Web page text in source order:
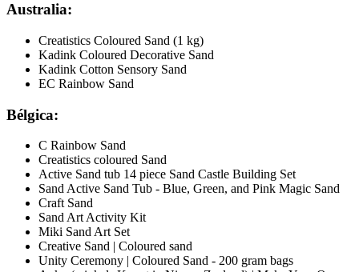
Australia:
Creatistics Coloured Sand (1 kg)
Kadink Coloured Decorative Sand
Kadink Cotton Sensory Sand
EC Rainbow Sand
Bélgica:
C Rainbow Sand
Creatistics coloured Sand
Active Sand tub 14 piece Sand Castle Building Set
Sand Active Sand Tub - Blue, Green, and Pink Magic Sand
Craft Sand
Sand Art Activity Kit
Miki Sand Art Set
Creative Sand | Coloured sand
Unity Ceremony | Coloured Sand - 200 gram bags